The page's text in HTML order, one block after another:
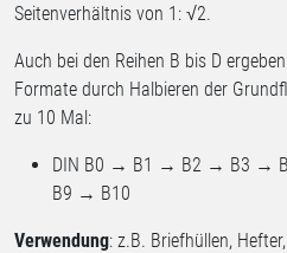
Seitenverhältnis von 1: √2.
Auch bei den Reihen B bis D
Formate durch Halbieren der
zu 10 Mal:
DIN B0 → B1 → B2 → B3 →
B9 → B10
Verwendung: z.B. Briefhüllen,